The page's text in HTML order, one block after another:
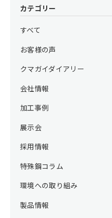
カテゴリー
すべて
お客様の声
クマガイダイアリー
会社情報
加工事例
展示会
採用情報
特殊鋼コラム
環境への取り組み
製品情報